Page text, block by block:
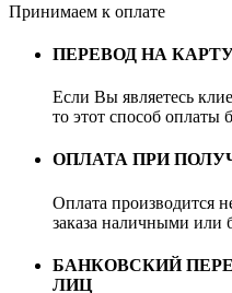
Принимаем к оплате
ПЕРЕВОД НА
Если Вы являетесь
то этот способ оплаты
ОПЛАТА ПРИ
Оплата производится
заказа наличными или
БАНКОВСКИЙ
ЛИЦ